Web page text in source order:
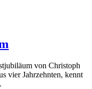
von Christoph
vier Jahrzehnten, kennt